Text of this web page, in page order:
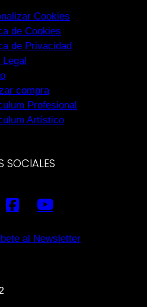
Cookies
de Cookies
de Privacidad
compra
Profesional
Artístico
SOCIALES
al Newsletter